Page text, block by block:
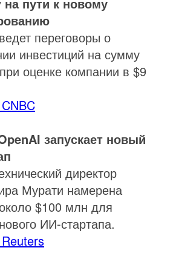
переговоры о
инвестиций на сумму
оценке компании в $9
CNBC
запускает новый
директор
Мурати намерена
$100 млн для
ИИ-стартапа.
Reuters